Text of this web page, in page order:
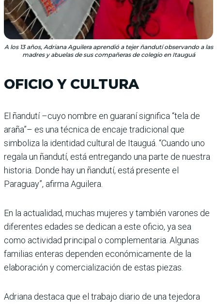
A los 13 años, Adriana Aguilera aprendió a tejer ñandutí observando a las
madres y abuelas de sus compañeras de colegio en Itauguá
OFICIO Y CULTURA
El ñandutí –cuyo nombre en guaraní significa “tela de
araña”– es una técnica de encaje tradicional que
simboliza la identidad cultural de Itauguá. “Cuando uno
regala un ñandutí, está entregando una parte de nuestra
historia. Donde hay un ñandutí, está presente el
Paraguay”, afirma Aguilera.
En la actualidad, muchas mujeres y también varones de
diferentes edades se dedican a este oficio, ya sea
como actividad principal o complementaria. Algunas
familias enteras dependen económicamente de la
elaboración y comercialización de estas piezas.
Adriana destaca que el trabajo diario de una tejedora